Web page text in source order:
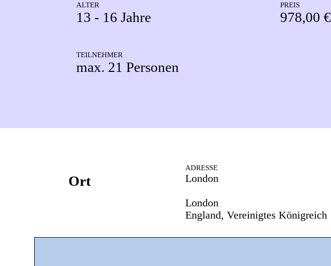
ALTER
13 - 16 Jahre
TEILNEHMER
max. 21 Personen
PREIS
978,00 €
Ort
ADRESSE
London
London
England, Vereinigtes Königreich